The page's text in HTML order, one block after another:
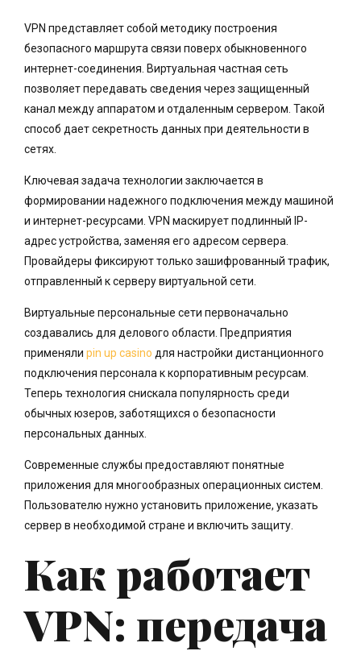
VPN представляет собой методику построения
безопасного маршрута связи поверх обыкновенного
интернет-соединения. Виртуальная частная сеть
позволяет передавать сведения через защищенный
канал между аппаратом и отдаленным сервером. Такой
способ дает секретность данных при деятельности в
сетях.
Ключевая задача технологии заключается в
формировании надежного подключения между машиной
и интернет-ресурсами. VPN маскирует подлинный IP-
адрес устройства, заменяя его адресом сервера.
Провайдеры фиксируют только зашифрованный трафик,
отправленный к серверу виртуальной сети.
Виртуальные персональные сети первоначально
создавались для делового области. Предприятия
применяли pin up casino для настройки дистанционного
подключения персонала к корпоративным ресурсам.
Теперь технология снискала популярность среди
обычных юзеров, заботящихся о безопасности
персональных данных.
Современные службы предоставляют понятные
приложения для многообразных операционных систем.
Пользователю нужно установить приложение, указать
сервер в необходимой стране и включить защиту.
Как работает
VPN: передача